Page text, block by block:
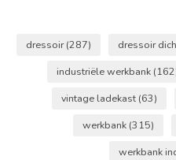
dressoir(287) dressoir
industriële werkbank
vintage ladekast (63)
werkbank (315)
werkbank